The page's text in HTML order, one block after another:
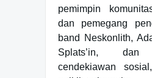
pemimpin
dan pemegang
band Neskonlith,
Splats’in, dan
cendekiawan